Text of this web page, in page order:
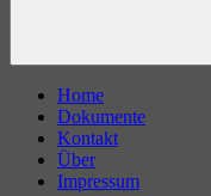
Home
Dokumente
Kontakt
Über
Impressum